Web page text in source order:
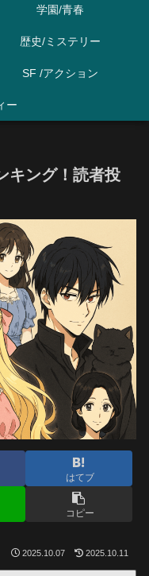
学園/青春
歴史/ミステリー
SF /アクション
ー
キング！読者投
はてブ
コピー
2025.10.07 2025.10.11